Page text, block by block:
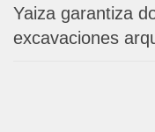
Yaiza garantiza
excavaciones